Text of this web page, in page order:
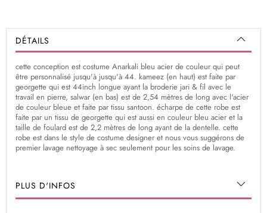
DÉTAILS
cette conception est costume Anarkali bleu acier de couleur qui peut
être personnalisé jusqu'à jusqu'à 44. kameez (en haut) est faite par
georgette qui est 44inch longue ayant la broderie jari & fil avec le
travail en pierre, salwar (en bas) est de 2,54 mètres de long avec l'acier
de couleur bleue et faite par tissu santoon. écharpe de cette robe est
faite par un tissu de georgette qui est aussi en couleur bleu acier et la
taille de foulard est de 2,2 mètres de long ayant de la dentelle. cette
robe est dans le style de costume designer et nous vous suggérons de
premier lavage nettoyage à sec seulement pour les soins de lavage.
PLUS D'INFOS